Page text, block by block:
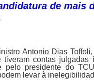
de mais
Antonio Dias
contas julgadas
presidente do
levar à